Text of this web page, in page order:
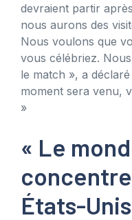
devraient partir
nous aurons des
Nous voulons que
vous célébriez.
le match », a
moment sera venu,
»
« Le
États-